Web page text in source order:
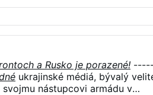
a Rusko je porazené!
ukrajinské médiá, bývalý
nástupcovi armádu v